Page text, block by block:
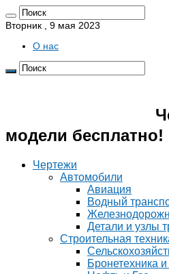
Вторник , 9 мая 2023
О нас
модели бесплатно!
Чертежи
Автомобили
Авиация
Водный
Детали и узлы
Строительная
Бронетехника